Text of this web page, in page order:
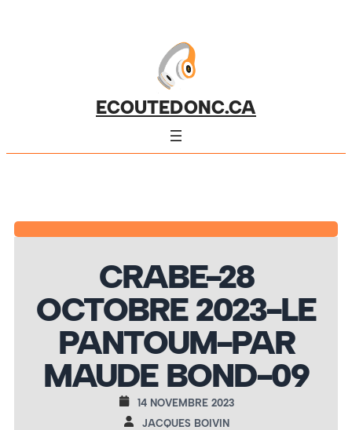
ECOUTEDONC.CA
CRABE-28
OCTOBRE 2023-LE
PANTOUM-PAR
MAUDE BOND-09
14 NOVEMBRE 2023
JACQUES BOIVIN